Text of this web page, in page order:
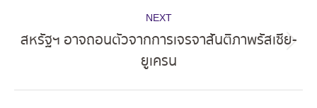
NEXT
post:
สหรัฐฯ อาจถอนตัวจากการเจรจาสันติภาพรัสเซีย-
ยูเครน